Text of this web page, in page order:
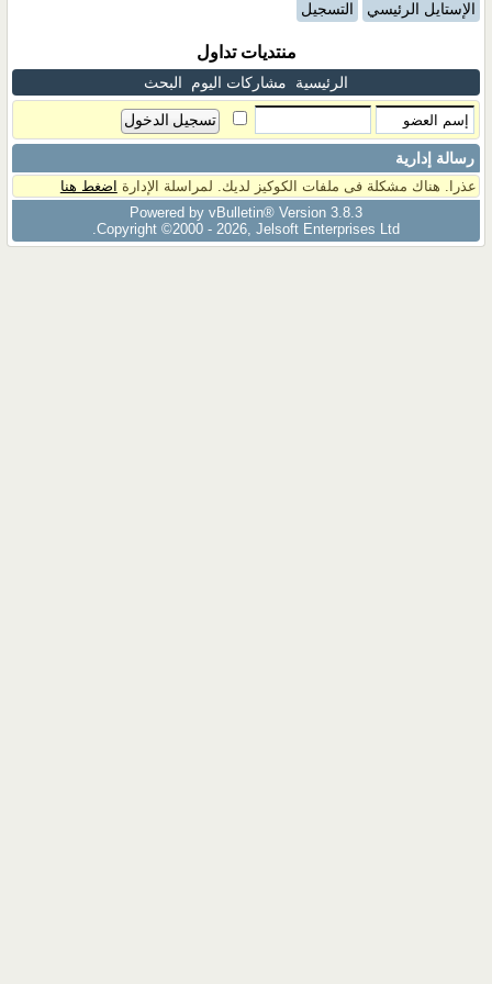
الإستايل الرئيسي التسجيل
منتديات تداول
الرئيسية مشاركات اليوم البحث
رسالة إدارية
عذرا. هناك مشكلة فى ملفات الكوكيز لديك. لمراسلة الإدارة اضغط هنا
Powered by vBulletin® Version 3.8.3
Copyright ©2000 - 2026, Jelsoft Enterprises Ltd.